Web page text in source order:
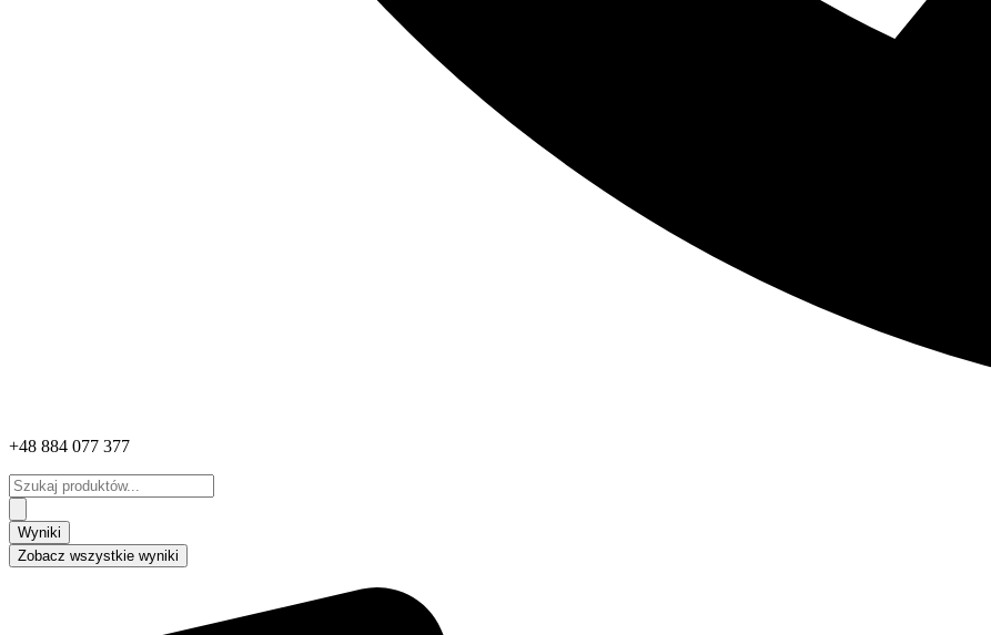
+48 884 077 377
Search
...
Wyniki
Zobacz wszystkie wyniki